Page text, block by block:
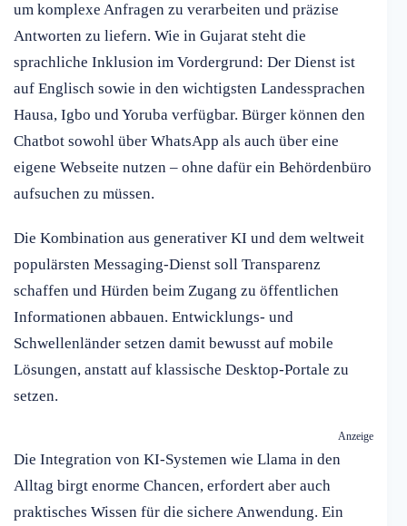
um komplexe Anfragen zu verarbeiten und präzise
Antworten zu liefern. Wie in Gujarat steht die
sprachliche Inklusion im Vordergrund: Der Dienst ist
auf Englisch sowie in den wichtigsten Landessprachen
Hausa, Igbo und Yoruba verfügbar. Bürger können den
Chatbot sowohl über WhatsApp als auch über eine
eigene Webseite nutzen – ohne dafür ein Behördenbüro
aufsuchen zu müssen.
Die Kombination aus generativer KI und dem weltweit
populärsten Messaging-Dienst soll Transparenz
schaffen und Hürden beim Zugang zu öffentlichen
Informationen abbauen. Entwicklungs- und
Schwellenländer setzen damit bewusst auf mobile
Lösungen, anstatt auf klassische Desktop-Portale zu
setzen.
Anzeige
Die Integration von KI-Systemen wie Llama in den
Alltag birgt enorme Chancen, erfordert aber auch
praktisches Wissen für die sichere Anwendung. Ein